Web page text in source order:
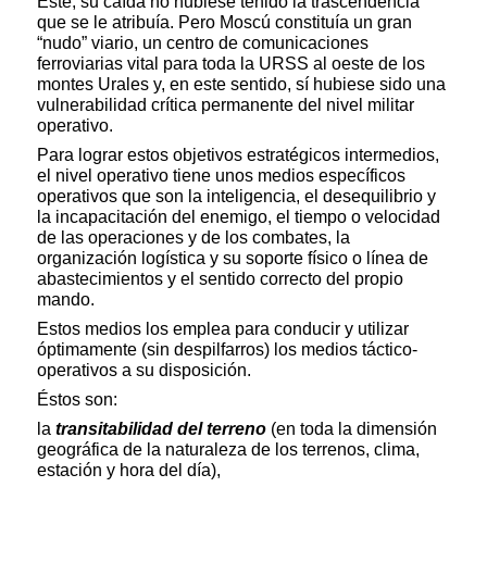
que se le atribuía. Pero Moscú constituía un gran
“nudo” viario, un centro de comunicaciones
ferroviarias vital para toda la URSS al oeste de los
montes Urales y, en este sentido, sí hubiese sido una
vulnerabilidad crítica permanente del nivel militar
operativo.
Para lograr estos objetivos estratégicos intermedios,
el nivel operativo tiene unos medios específicos
operativos que son la inteligencia, el desequilibrio y
la incapacitación del enemigo, el tiempo o velocidad
de las operaciones y de los combates, la
organización logística y su soporte físico o línea de
abastecimientos y el sentido correcto del propio
mando.
Estos medios los emplea para conducir y utilizar
óptimamente (sin despilfarros) los medios táctico-
operativos a su disposición.
Éstos son:
latransitabilidad del terreno (en toda la dimensión
geográfica de la naturaleza de los terrenos, clima,
estación y hora del día),